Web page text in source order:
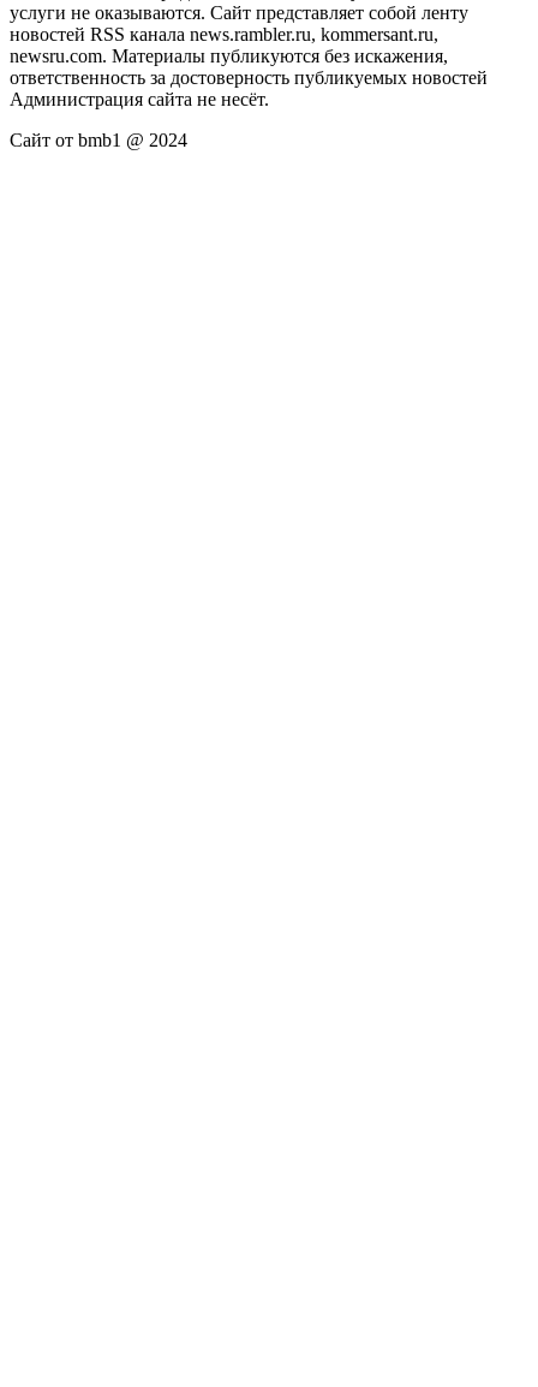
услуги не оказываются. Сайт представляет собой ленту
новостей RSS канала news.rambler.ru, kommersant.ru,
newsru.com. Материалы публикуются без искажения,
ответственность за достоверность публикуемых новостей
Администрация сайта не несёт.
Сайт от bmb1 @ 2024